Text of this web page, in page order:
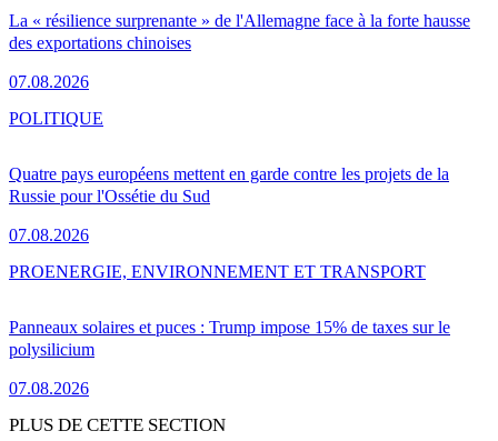
La « résilience surprenante » de l'Allemagne face à la forte hausse
des exportations chinoises
07.08.2026
Quatre pays européens mettent en garde contre les projets de la
Russie pour l'Ossétie du Sud
07.08.2026
POLITIQUE
Panneaux solaires et puces : Trump impose 15% de taxes sur le
polysilicium
07.08.2026
PROENERGIE, ENVIRONNEMENT ET TRANSPORT
PLUS DE CETTE SECTION